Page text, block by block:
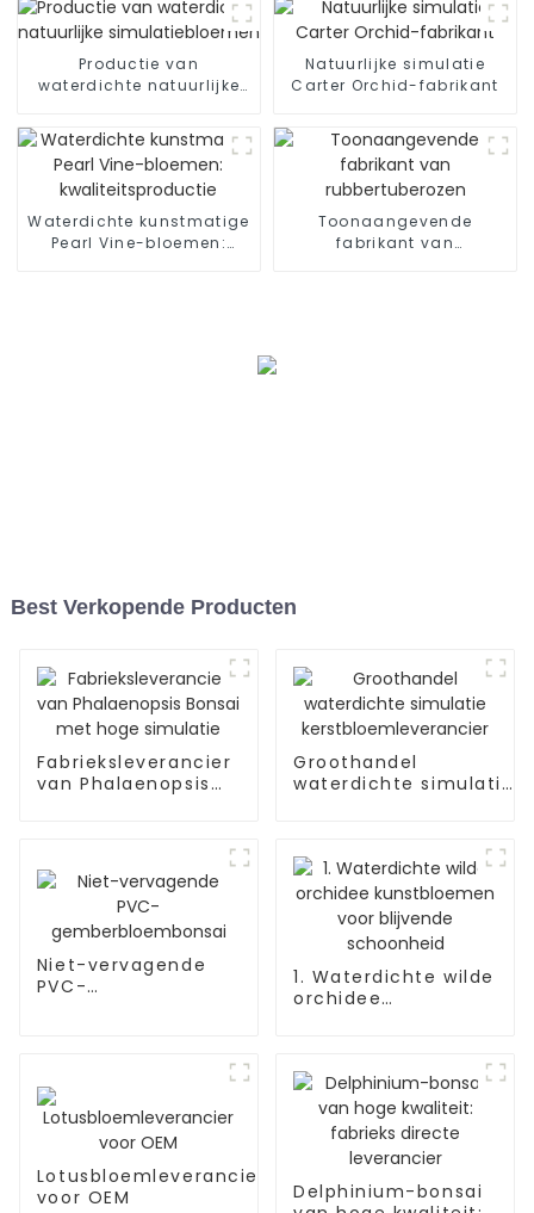
Productie van
waterdichte natuurlijke
Natuurlijke simulatie
Carter Orchid-fabrikant
Waterdichte kunstmatige
Pearl Vine-bloemen:
Toonaangevende
fabrikant van
Best Verkopende Producten
Fabrieksleverancier
van Phalaenopsis
Groothandel
waterdichte simulatie
Niet-vervagende
PVC-
1. Waterdichte wilde
orchidee
Lotusbloemleverancier
voor OEM
Delphinium-bonsai